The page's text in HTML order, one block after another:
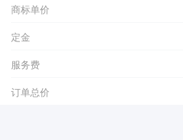
商标单价
定金
服务费
订单总价